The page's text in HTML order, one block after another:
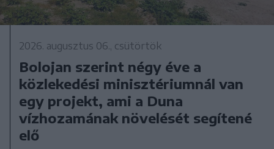
2026. augusztus 06., csütörtök
Bolojan szerint négy éve a
közlekedési minisztériumnál van
egy projekt, ami a Duna
vízhozamának növelését segítené
elő